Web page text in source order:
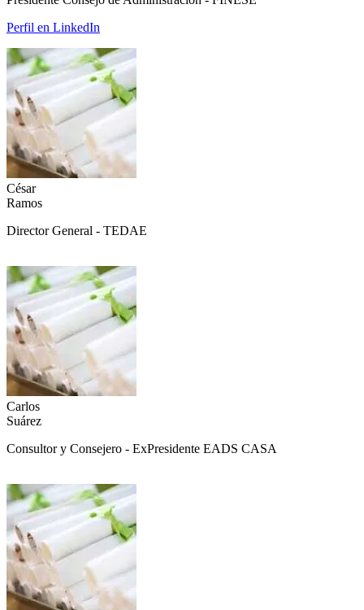
Perfil en LinkedIn
César
Ramos
Director General - TEDAE
Carlos
Suárez
Consultor y Consejero - ExPresidente EADS CASA